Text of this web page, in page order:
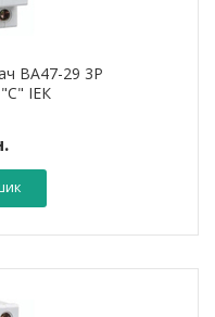
ВА47-29 3Р
ІЕК